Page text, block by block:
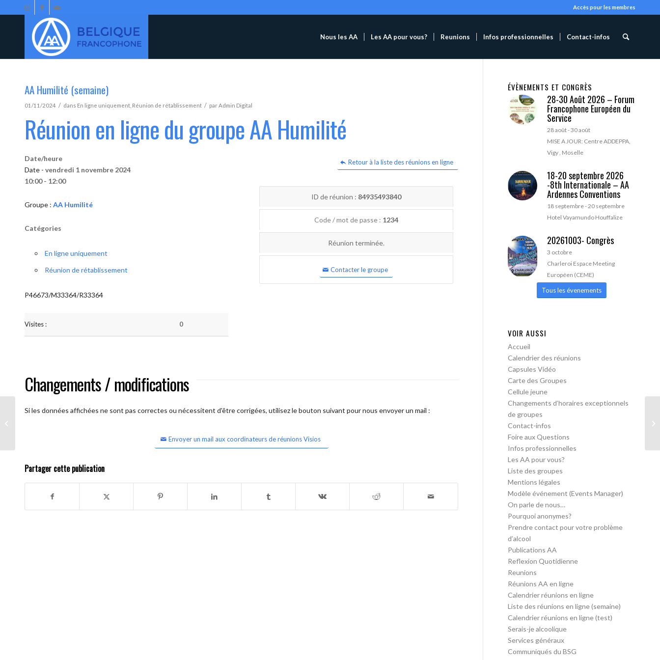
Accès pour les membres
Nous les AA Les AA pour vous? Reunions Infos professionnelles Contact-infos
AA Humilité (semaine)
01/11/2024 / dans En ligne uniquement Réunion de rétablissement / parAdmin Digital
Réunion en ligne du groupe AA Humilité
Retour à la liste des réunions en ligne
Date/heure
Date - vendredi 1 novembre 2024
10:00 - 12:00
Groupe : AA Humilité
Catégories
En ligne uniquement
Réunion de rétablissement
P46673/M33364/R33364
Visites : 0
ID de réunion : 84935493840
Code / mot de passe : 1234
Réunion terminée.
Contacter le groupe
Changements / modifications
Si les données affichées ne sont pas correctes ou nécessitent d'être corrigées, utilisez le bouton suivant pour nous envoyer un mail :
Envoyer un mail aux coordinateurs de réunions Visios
Partager cette publication
ÉVÈNEMENTS ET CONGRÈS
28-30 Août 2026 – Forum
Francophone Européen du
Service
28 août-30 août
MISE A JOUR: Centre ADDEPPA,
Vigy , Moselle
18-20 septembre 2026
-8th Internationale – AA
Ardennes Conventions
18 septembre-20 septembre
Hotel Vayamundo Houffalize
20261003- Congrès
3 octobre
Charleroi Espace Meeting
Européen (CEME)
Tous les évenements
VOIR AUSSI
Accueil
Calendrier des réunions
Capsules Vidéo
Carte des Groupes
Cellule jeune
Changements d’horaires exceptionnels
de groupes
Contact-infos
Foire aux Questions
Infos professionnelles
Les AA pour vous?
Liste des groupes
Mentions légales
Modèle événement (Events Manager)
On parle de nous…
Pourquoi anonymes?
Prendre contact pour votre problème
d’alcool
Publications AA
Reflexion Quotidienne
Reunions
Réunions AA en ligne
Calendrier réunions en ligne
Liste des réunions en ligne (semaine)
Calendrier réunions en ligne (test)
Serais-je alcoolique
Services généraux
Communiqués du BSG